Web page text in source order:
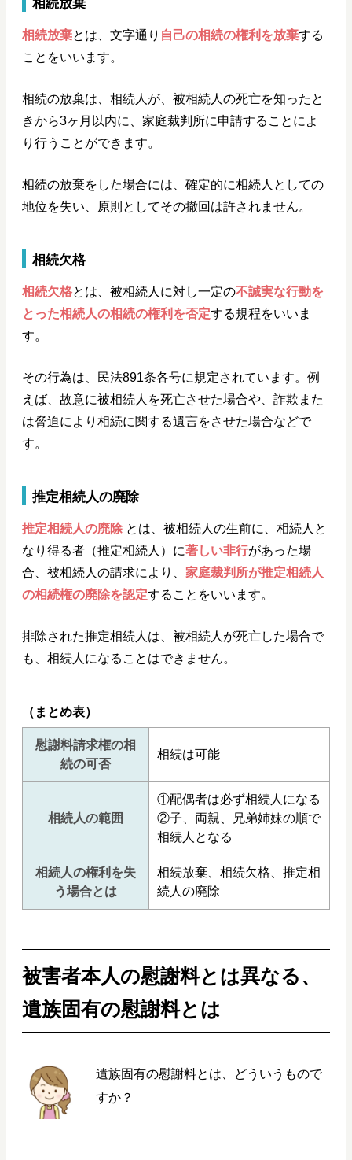
相続放棄とは、文字通り 自己の相続の権利を放棄する
ことをいいます。
相続の放棄は、相続人が、被相続人の死亡を知ったと
きから3ヶ月以内に、家庭裁判所に申請することによ
り行うことができます。
相続の放棄をした場合には、確定的に相続人としての
地位を失い、原則としてその撤回は許されません。
相続欠格
相続欠格とは、被相続人に対し一定の不誠実な行動を
とった相続人の相続の権利を否定する規程をいいま
す。
その行為は、民法891条各号に規定されています。例
えば、故意に被相続人を死亡させた場合や、詐欺また
は脅迫により相続に関する遺言をさせた場合などで
す。
推定相続人の廃除
推定相続人の廃除 とは、被相続人の生前に、相続人と
なり得る者（推定相続人）に著しい非行があった場
合、被相続人の請求により、 家庭裁判所が推定相続人
の相続権の廃除を認定することをいいます。
排除された推定相続人は、被相続人が死亡した場合で
も、相続人になることはできません。
（まとめ表）
慰謝料請求権の相
続の可否
相続は可能
相続人の範囲
①配偶者は必ず相続人になる
②子、両親、兄弟姉妹の順で
相続人となる
相続人の権利を失
う場合とは
相続放棄、相続欠格、推定相
続人の廃除
被害者本人の慰謝料とは異なる、
遺族固有の慰謝料とは
遺族固有の慰謝料とは、どういうもので
すか？